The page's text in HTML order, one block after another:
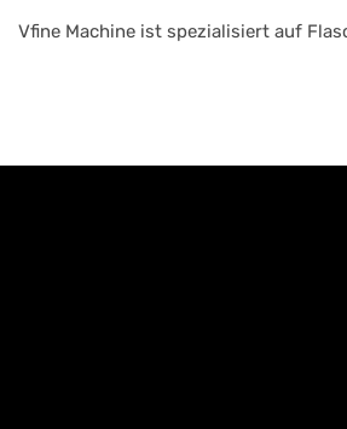
Vfine Machine ist spezialisiert auf